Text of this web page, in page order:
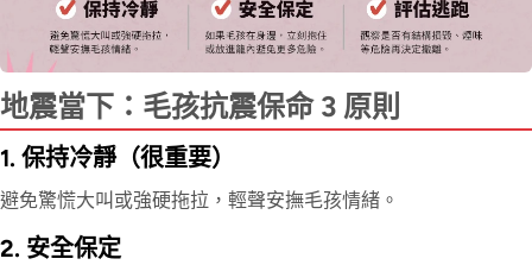
地震當下：毛孩抗震保命 3 原則
1. 保持冷靜（很重要）
避免驚慌大叫或強硬拖拉，輕聲安撫毛孩情緒。
2. 安全保定